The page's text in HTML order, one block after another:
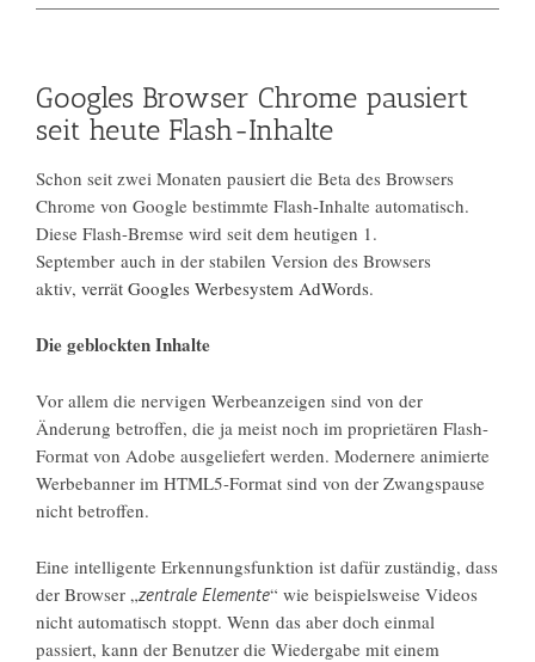
Googles Browser Chrome pausiert
seit heute Flash-Inhalte
Schon seit zwei Monaten pausiert die Beta des Browsers
Chrome von Google bestimmte Flash-Inhalte automatisch.
Diese Flash-Bremse wird seit dem heutigen 1.
September auch in der stabilen Version des Browsers
aktiv, verrät Googles Werbesystem AdWords.
Die geblockten Inhalte
Vor allem die nervigen Werbeanzeigen sind von der
Änderung betroffen, die ja meist noch im proprietären Flash-
Format von Adobe ausgeliefert werden. Modernere animierte
Werbebanner im HTML5-Format sind von der Zwangspause
nicht betroffen.
Eine intelligente Erkennungsfunktion ist dafür zuständig, dass
der Browser „zentrale Elemente“ wie beispielsweise Videos
nicht automatisch stoppt. Wenn das aber doch einmal
passiert, kann der Benutzer die Wiedergabe mit einem